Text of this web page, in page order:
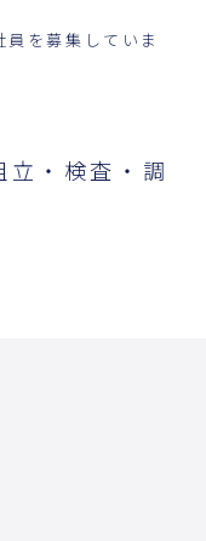
を募集していま
・検査・調